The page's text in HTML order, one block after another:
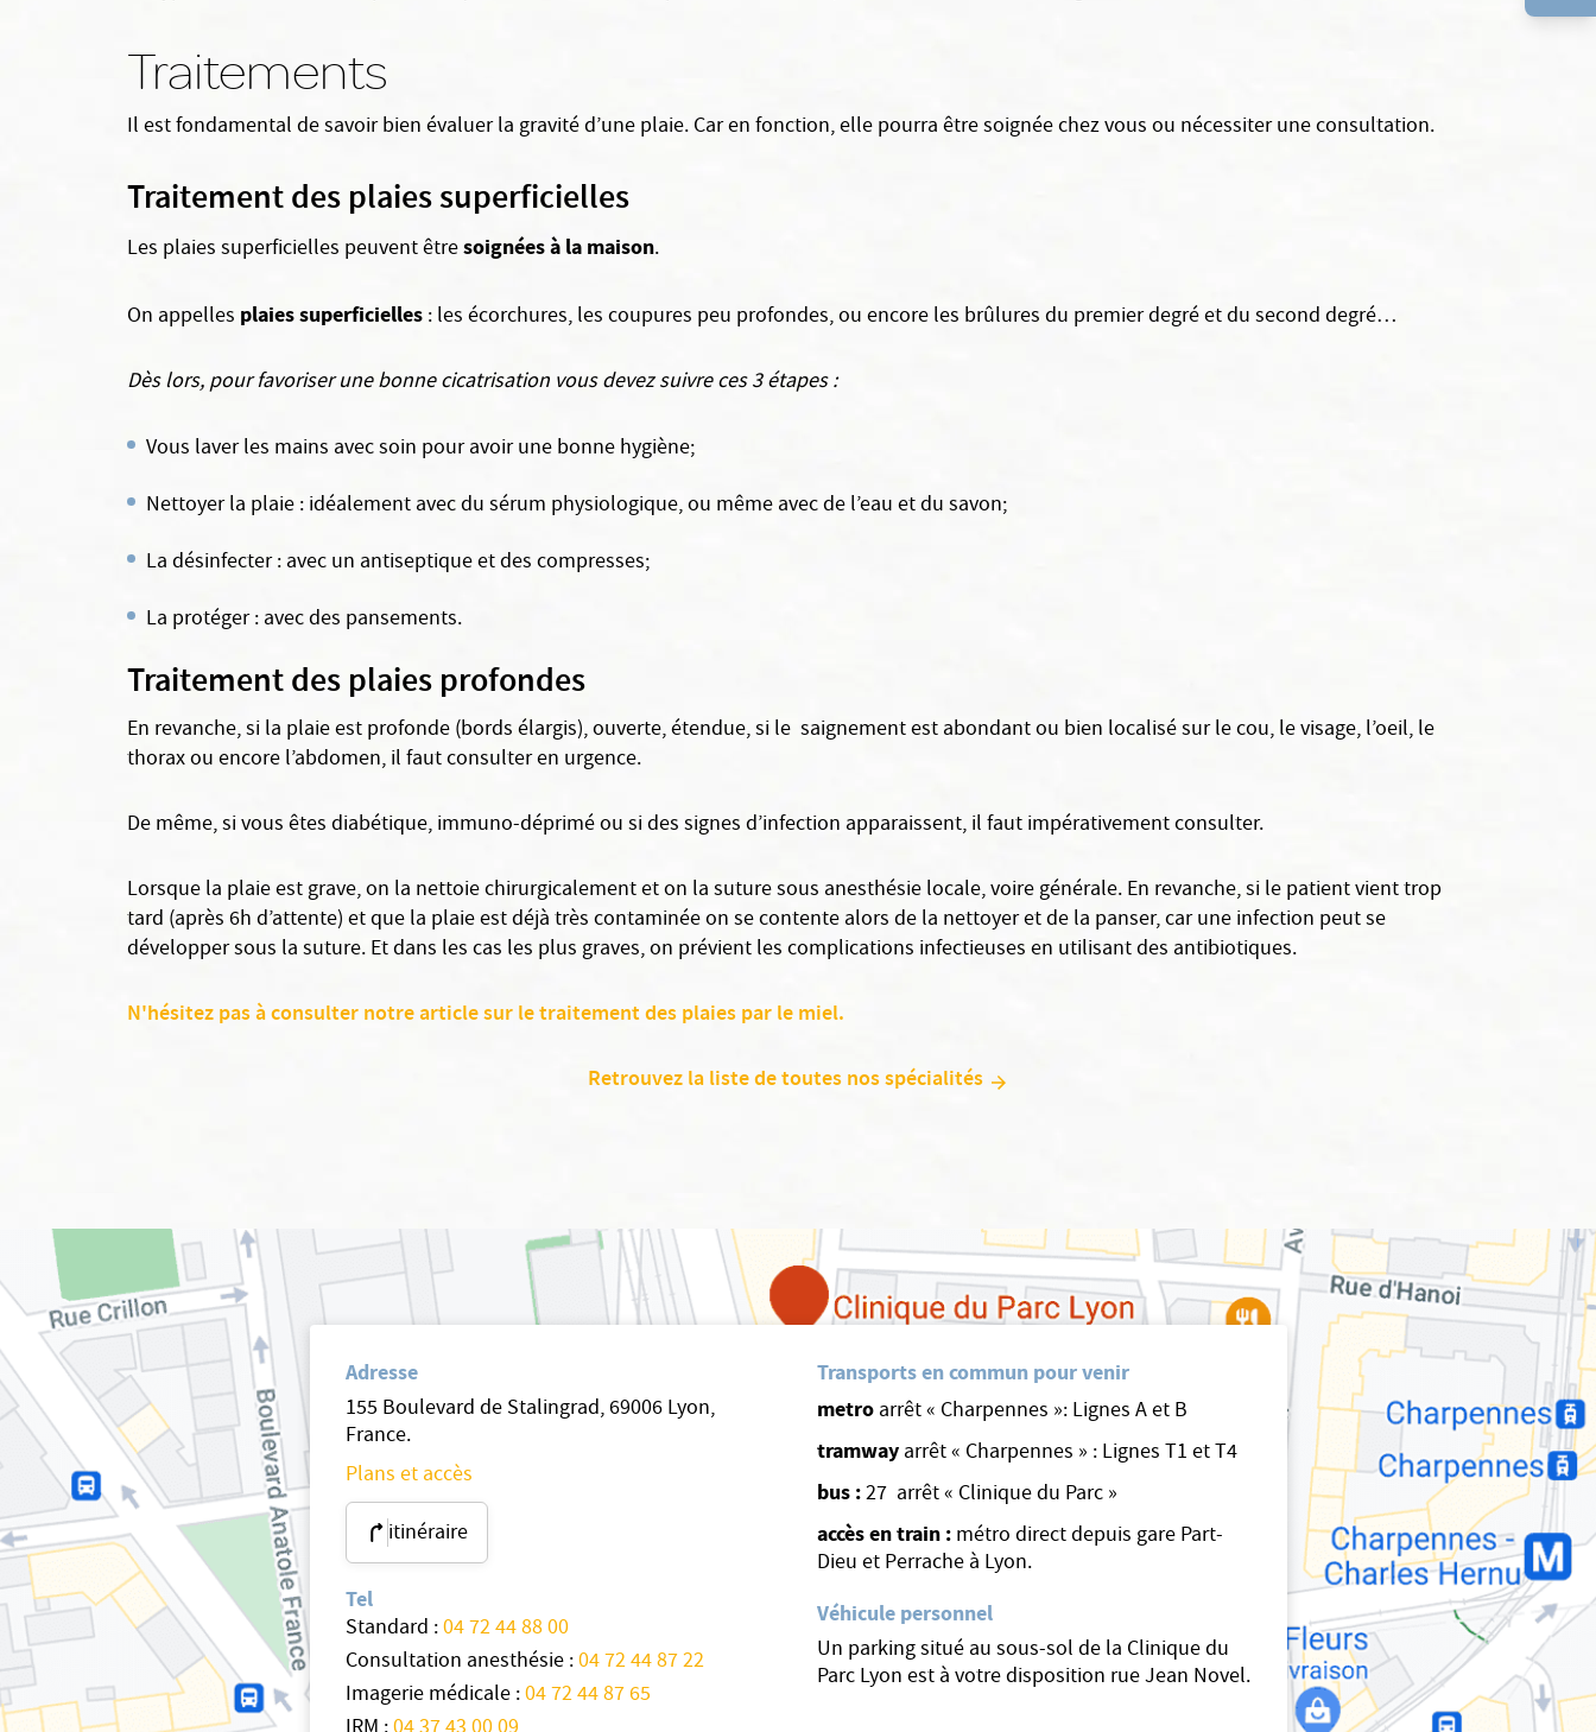
Traitements
Il est fondamental de savoir bien évaluer la gravité d’une plaie. Car en fonction, elle pourra être soignée chez vous ou nécessiter une consultation.
Traitement des plaies superficielles
Les plaies superficielles peuvent êtresoignées à la maison.
On appelles plaies superficielles : les écorchures, les coupures peu profondes, ou encore les brûlures du premier degré et du second degré…
Dès lors, pour favoriser une bonne cicatrisation vous devez suivre ces 3 étapes :
Vous laver les mains avec soin pour avoir une bonne hygiène;
Nettoyer la plaie : idéalement avec du sérum physiologique, ou même avec de l’eau et du savon;
La désinfecter : avec un antiseptique et des compresses;
La protéger : avec des pansements.
Traitement des plaies profondes
En revanche, si la plaie est profonde (bords élargis), ouverte, étendue, si le saignement est abondant ou bien localisé sur le cou, le visage, l’oeil, le
thorax ou encore l’abdomen, il faut consulter en urgence.
De même, si vous êtes diabétique, immuno-déprimé ou si des signes d’infection apparaissent, il faut impérativement consulter.
Lorsque la plaie est grave, on la nettoie chirurgicalement et on la suture sous anesthésie locale, voire générale. En revanche, si le patient vient trop
tard (après 6h d’attente) et que la plaie est déjà très contaminée on se contente alors de la nettoyer et de la panser, car une infection peut se
développer sous la suture. Et dans les cas les plus graves, on prévient les complications infectieuses en utilisant des antibiotiques.
N'hésitez pas à consulter notre article sur le traitement des plaies par le miel.
Retrouvez la liste de toutes nos spécialités
Adresse
155 Boulevard de Stalingrad, 69006 Lyon,
France.
Plans et accès
itinéraire
Tel
Standard :04 72 44 88 00
Consultation anesthésie :04 72 44 87 22
Imagerie médicale :04 72 44 87 65
Transports en commun pour venir
metro arrêt « Charpennes »: Lignes A et B
tramway arrêt « Charpennes » : Lignes T1 et T4
bus :27 arrêt « Clinique du Parc »
accès en train : métro direct depuis gare Part-
Dieu et Perrache à Lyon.
Véhicule personnel
Un parking situé au sous-sol de la Clinique du
Parc Lyon est à votre disposition rue Jean Novel.